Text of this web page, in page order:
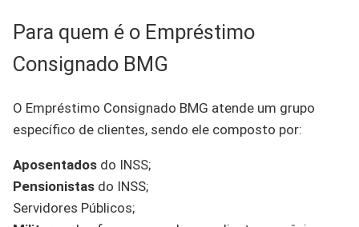
Para quem é o Empréstimo
Consignado BMG
O Empréstimo Consignado BMG atende um grupo
específico de clientes, sendo ele composto por:
Aposentados do INSS;
Pensionistas do INSS;
Servidores Públicos;